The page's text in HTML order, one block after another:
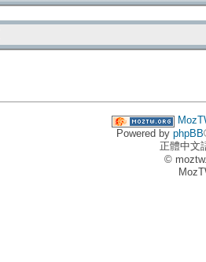
Powered by phpBB
正體中文
©